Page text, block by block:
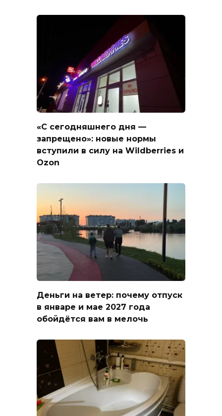
«С сегодняшнего дня —
запрещено»: новые нормы
вступили в силу на Wildberries и
Ozon
Деньги на ветер: почему отпуск
в январе и мае 2027 года
обойдётся вам в мелочь